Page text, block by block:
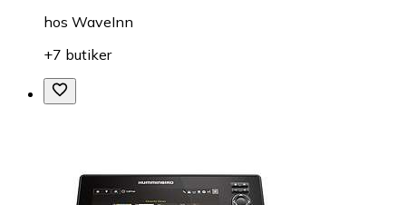
hos WaveInn
+7 butiker